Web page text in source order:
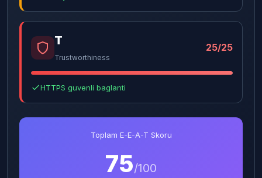
T
Trustworthiness
25/25
HTTPS guvenli baglanti
Toplam E-E-A-T Skoru
75/100